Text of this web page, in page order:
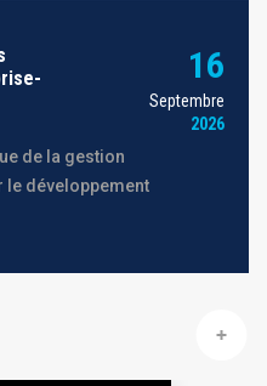
de la gestion
le développement
16
Septembre
2026